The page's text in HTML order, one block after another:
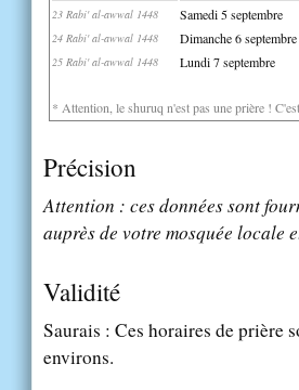
23 Rabi' al-awwal 1448 Samedi 5 septembre
24 Rabi' al-awwal 1448 Dimanche 6 septembre
25 Rabi' al-awwal 1448 Lundi 7 septembre
* Attention, le shuruq n'est pas une prière !
Précision
Attention : ces données sont
auprès de votre mosquée locale
Validité
Saurais : Ces horaires de
environs.